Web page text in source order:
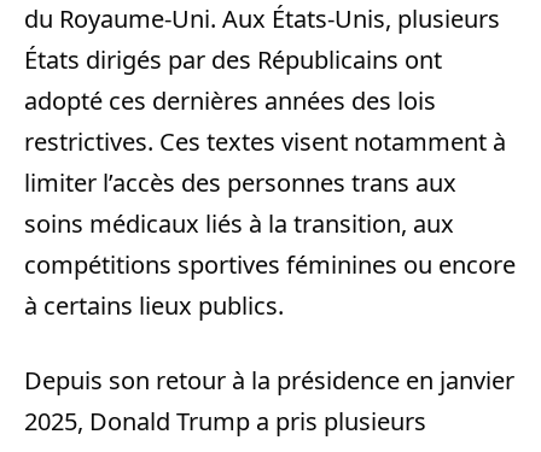
du Royaume-Uni. Aux États-Unis, plusieurs
États dirigés par des Républicains ont
adopté ces dernières années des lois
restrictives. Ces textes visent notamment à
limiter l’accès des personnes trans aux
soins médicaux liés à la transition, aux
compétitions sportives féminines ou encore
à certains lieux publics.
Depuis son retour à la présidence en janvier
2025, Donald Trump a pris plusieurs